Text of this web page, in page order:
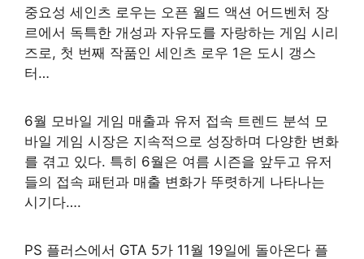
중요성 세인츠 로우는 오픈 월드 액션 어드벤처 장
르에서 독특한 개성과 자유도를 자랑하는 게임 시리
즈로, 첫 번째 작품인 세인츠 로우 1은 도시 갱스
터…
6월 모바일 게임 매출과 유저 접속 트렌드 분석 모
바일 게임 시장은 지속적으로 성장하며 다양한 변화
를 겪고 있다. 특히 6월은 여름 시즌을 앞두고 유저
들의 접속 패턴과 매출 변화가 뚜렷하게 나타나는
시기다….
PS 플러스에서 GTA 5가 11월 19일에 돌아온다 플